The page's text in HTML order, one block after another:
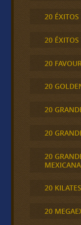
20
20 ÉXITOS
20
20
20
20
20
MEXICANA
20 KILATES
20